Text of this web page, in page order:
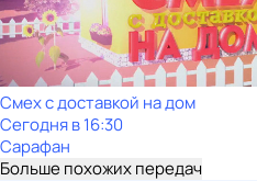
Смех с доставкой на дом
Сегодня в 16:30
Сарафан
Больше похожих передач